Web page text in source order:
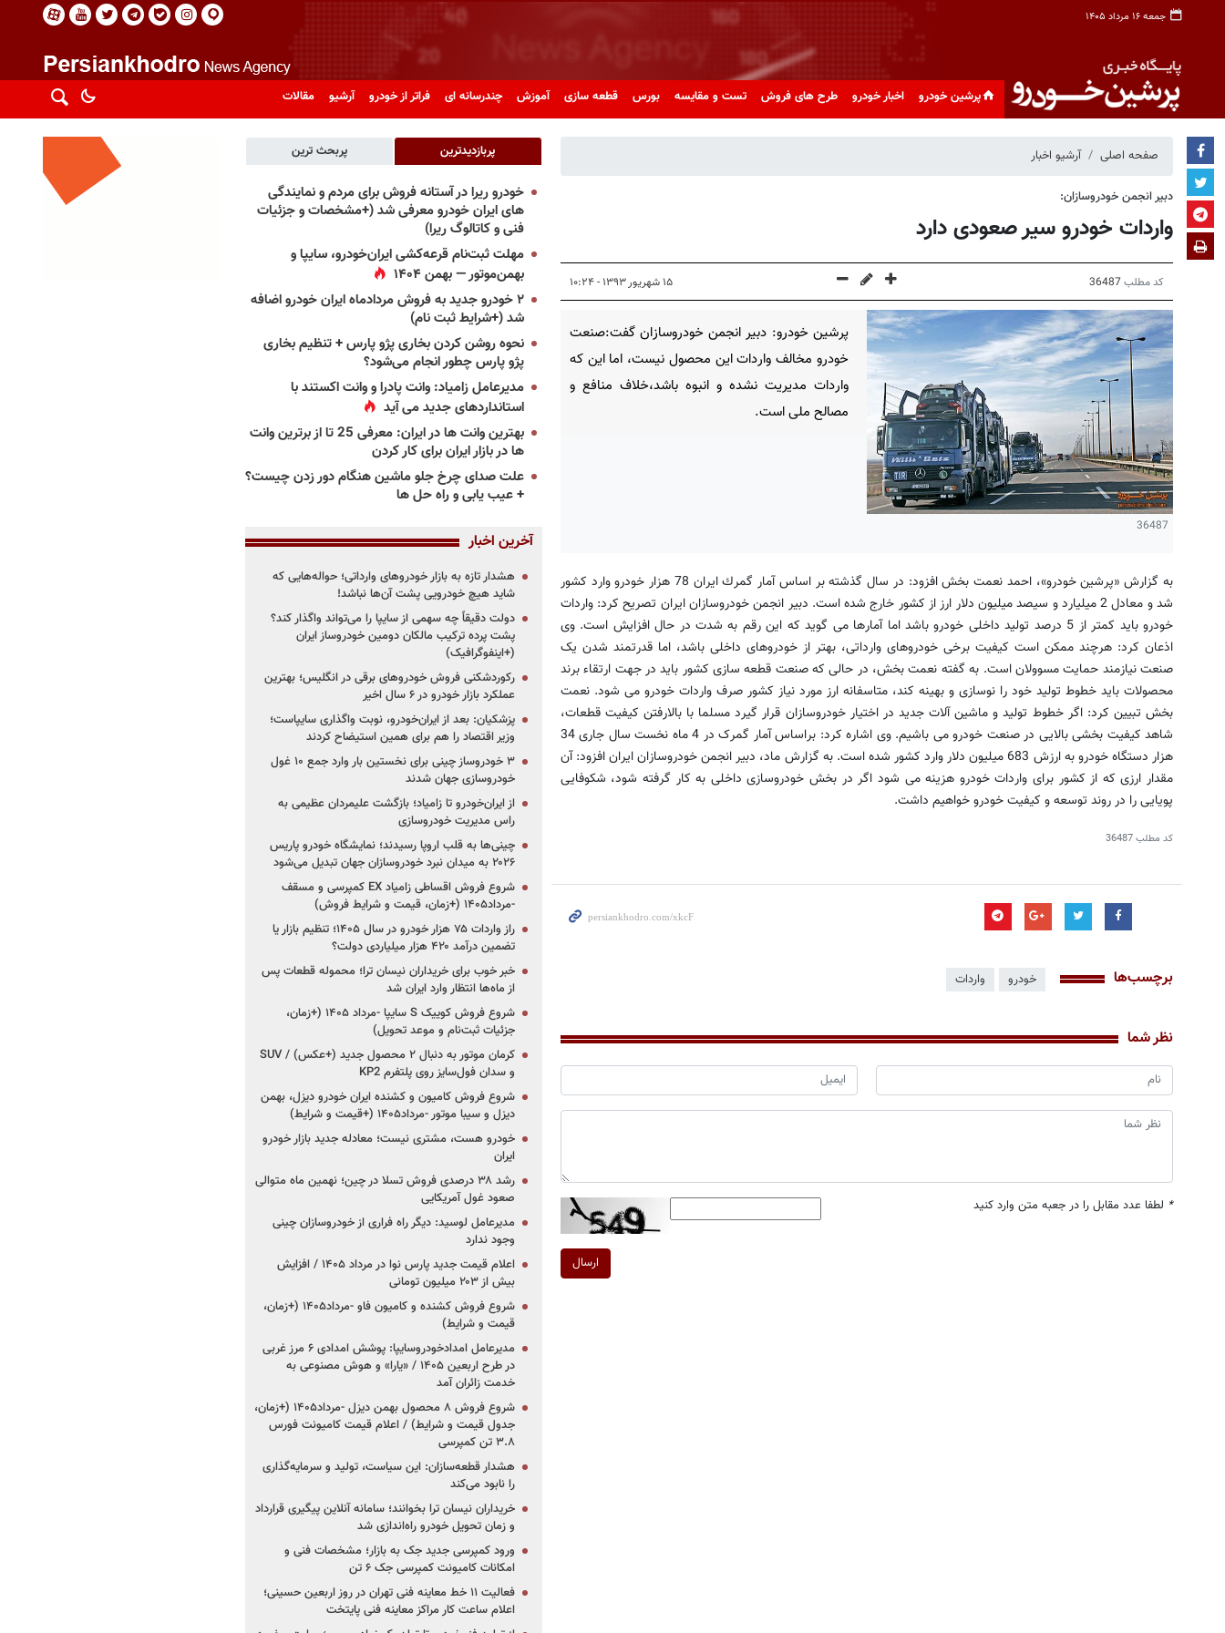
جمعه ۱۶ مرداد ۱۴۰۵
پرشین خودرو اخبار خودرو طرح های فروش تست و مقایسه بورس قطعه سازی آموزش چندرسانه ای فراتر از خودرو آرشیو مقالات
صفحه اصلی آرشیو اخبار
دبیر انجمن خودروسازان:
واردات خودرو سیر صعودی دارد
کد مطلب 36487 ۱۵ شهریور ۱۳۹۳ - ۱۰:۲۴
36487
پرشین خودرو: دبیر انجمن خودروسازان گفت:صنعت
خودرو مخالف واردات این محصول نیست، اما این که
واردات مدیریت نشده و انبوه باشد،خلاف منافع و
مصالح ملی است.
به گزارش «پرشین خودرو»، احمد نعمت بخش افزود: در سال گذشته بر اساس آمار گمرك ایران 78 هزار خودرو وارد كشور
شد و معادل 2 میلیارد و سیصد میلیون دلار ارز از كشور خارج شده است. دبیر انجمن خودروسازان ایران تصریح كرد: واردات
خودرو باید كمتر از 5 درصد تولید داخلی خودرو باشد اما آمارها می گوید که این رقم به شدت در حال افزایش است. وی
اذعان كرد: هرچند ممکن است کیفیت برخی خودروهای وارداتی، بهتر از خودروهای داخلی باشد، اما قدرتمند شدن یک
صنعت نیازمند حمایت مسوولان است. به گفته نعمت بخش، در حالی که صنعت قطعه سازی کشور باید در جهت ارتقاء برند
محصولات باید خطوط تولید خود را نوسازی و بهینه کند، متاسفانه ارز مورد نیاز کشور صرف واردات خودرو می شود. نعمت
بخش تبیین كرد: اگر خطوط تولید و ماشین آلات جدید در اختیار خودروسازان قرار گیرد مسلما با بالارفتن كیفیت قطعات،
شاهد كیفیت بخشی بالایی در صنعت خودرو می باشیم. وی اشاره كرد: براساس آمار گمرک در 4 ماه نخست سال جاری 34
هزار دستگاه خودرو به ارزش 683 میلیون دلار وارد کشور شده است. به گزارش ماد، دبیر انجمن خودروسازان ایران افزود: آن
مقدار ارزی كه از كشور برای واردات خودرو هزینه می شود اگر در بخش خودروسازی داخلی به كار گرفته شود، شكوفایی
پویایی را در روند توسعه و كیفیت خودرو خواهیم داشت.
کد مطلب36487
برچسب‌ها خودرو واردات
نظر شما
* لطفا عدد مقابل را در جعبه متن وارد کنید
ارسال
پربازدیدترین پربحث ترین
خودرو ریرا در آستانه فروش برای مردم و نمایندگی
های ایران خودرو معرفی شد (+مشخصات و جزئیات
فنی و کاتالوگ ریرا)
مهلت ثبت‌نام قرعه‌کشی ایران‌خودرو، سایپا و
بهمن‌موتور — بهمن ۱۴۰۴
۲ خودرو جدید به فروش مردادماه ایران خودرو اضافه
شد (+شرایط ثبت نام)
نحوه روشن کردن بخاری پژو پارس + تنظیم بخاری
پژو پارس چطور انجام می‌شود؟
مدیرعامل زامیاد: وانت پادرا و وانت اکستند با
استانداردهای جدید می آید
بهترین وانت ها در ایران: معرفی 25 تا از برترین وانت
ها در بازار ایران برای کار کردن
علت صدای چرخ جلو ماشین هنگام دور زدن چیست؟
+ عیب یابی و راه حل ها
آخرین اخبار
هشدار تازه به بازار خودروهای وارداتی؛ حواله‌هایی که
شاید هیچ خودرویی پشت آن‌ها نباشد!
دولت دقیقاً چه سهمی از سایپا را می‌تواند واگذار کند؟
پشت پرده ترکیب مالکان دومین خودروساز ایران
(+اینفوگرافیک)
رکوردشکنی فروش خودروهای برقی در انگلیس؛ بهترین
عملکرد بازار خودرو در ۶ سال اخیر
پزشکیان: بعد از ایران‌خودرو، نوبت واگذاری سایپاست؛
وزیر اقتصاد را هم برای همین استیضاح کردند
۳ خودروساز چینی برای نخستین بار وارد جمع ۱۰ غول
خودروسازی جهان شدند
از ایران‌خودرو تا زامیاد؛ بازگشت علیمردان عظیمی به
راس مدیریت خودروسازی
چینی‌ها به قلب اروپا رسیدند؛ نمایشگاه خودرو پاریس
۲۰۲۶ به میدان نبرد خودروسازان جهان تبدیل می‌شود
شروع فروش اقساطی زامیاد EX کمپرسی و مسقف
-مرداد۱۴۰۵ (+زمان، قیمت و شرایط فروش)
راز واردات ۷۵ هزار خودرو در سال ۱۴۰۵؛ تنظیم بازار یا
تضمین درآمد ۴۲۰ هزار میلیاردی دولت؟
خبر خوب برای خریداران نیسان ترا؛ محموله قطعات پس
از ماه‌ها انتظار وارد ایران شد
شروع فروش کوییک S سایپا -مرداد ۱۴۰۵ (+زمان،
جزئیات ثبت‌نام و موعد تحویل)
کرمان موتور به دنبال ۲ محصول جدید (+عکس) / SUV
و سدان فول‌سایز روی پلتفرم KP2
شروع فروش کامیون و کشنده ایران خودرو دیزل، بهمن
دیزل و سیبا موتور -مرداد۱۴۰۵ (+قیمت و شرایط)
خودرو هست، مشتری نیست؛ معادله جدید بازار خودرو
ایران
رشد ۳۸ درصدی فروش تسلا در چین؛ نهمین ماه متوالی
صعود غول آمریکایی
مدیرعامل لوسید: دیگر راه فراری از خودروسازان چینی
وجود ندارد
اعلام قیمت جدید پارس نوا در مرداد ۱۴۰۵ / افزایش
بیش از ۲۰۳ میلیون تومانی
شروع فروش کشنده و کامیون فاو -مرداد۱۴۰۵ (+زمان،
قیمت و شرایط)
مدیرعامل امدادخودروسایپا: پوشش امدادی ۶ مرز غربی
در طرح اربعین ۱۴۰۵ / «یارا» و هوش مصنوعی به
خدمت زائران آمد
شروع فروش ۸ محصول بهمن دیزل -مرداد۱۴۰۵ (+زمان،
جدول قیمت و شرایط) / اعلام قیمت کامیونت فورس
۳.۸ تن کمپرسی
هشدار قطعه‌سازان: این سیاست، تولید و سرمایه‌گذاری
را نابود می‌کند
خریداران نیسان ترا بخوانند؛ سامانه آنلاین پیگیری قرارداد
و زمان تحویل خودرو راه‌اندازی شد
ورود کمپرسی جدید جک به بازار؛ مشخصات فنی و
امکانات کامیونت کمپرسی جک ۶ تن
فعالیت ۱۱ خط معاینه فنی تهران در روز اربعین حسینی؛
اعلام ساعت کار مراکز معاینه فنی پایتخت